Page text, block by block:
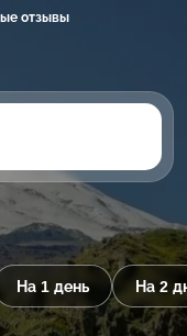
отзывы
На 1 день На 2